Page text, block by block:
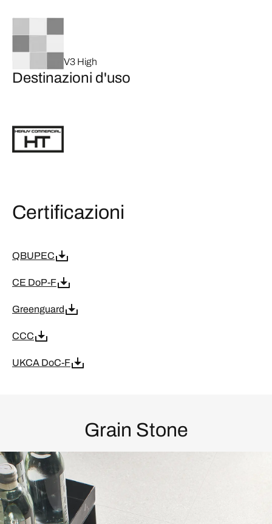
V3 High
Destinazioni d'uso
Certificazioni
QBUPEC
CE DoP-F
Greenguard
CCC
UKCA DoC-F
Grain Stone